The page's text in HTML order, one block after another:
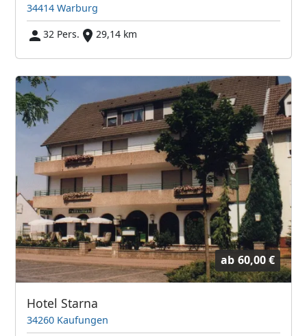
34414 Warburg
32 Pers.
29,14 km
ab 60,00 €
Hotel Starna
34260 Kaufungen